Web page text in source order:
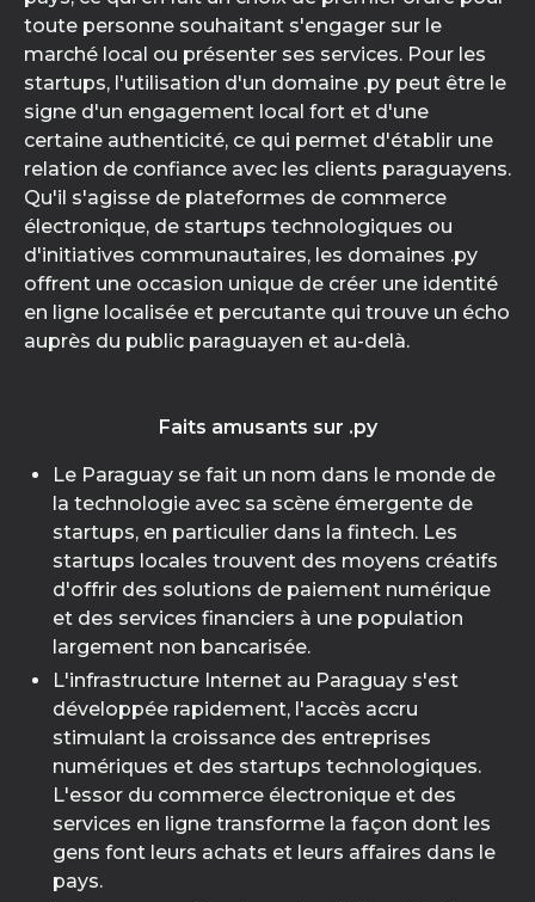
toute personne souhaitant s'engager sur le
marché local ou présenter ses services. Pour les
startups, l'utilisation d'un domaine .py peut être le
signe d'un engagement local fort et d'une
certaine authenticité, ce qui permet d'établir une
relation de confiance avec les clients paraguayens.
Qu'il s'agisse de plateformes de commerce
électronique, de startups technologiques ou
d'initiatives communautaires, les domaines .py
offrent une occasion unique de créer une identité
en ligne localisée et percutante qui trouve un écho
auprès du public paraguayen et au-delà.
Faits amusants sur .py
Le Paraguay se fait un nom dans le monde de
la technologie avec sa scène émergente de
startups, en particulier dans la fintech. Les
startups locales trouvent des moyens créatifs
d'offrir des solutions de paiement numérique
et des services financiers à une population
largement non bancarisée.
L'infrastructure Internet au Paraguay s'est
développée rapidement, l'accès accru
stimulant la croissance des entreprises
numériques et des startups technologiques.
L'essor du commerce électronique et des
services en ligne transforme la façon dont les
gens font leurs achats et leurs affaires dans le
pays.